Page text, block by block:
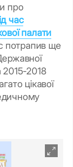
про
час
палати
потрапив ще
2015-2018
цікавої